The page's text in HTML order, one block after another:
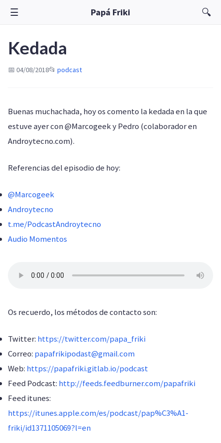
☰ Papá Friki 🔍
Kedada
📅 04/08/2018📂 podcast
Buenas muchachada, hoy os comento la kedada en la que
estuve ayer con @Marcogeek y Pedro (colaborador en
Androytecno.com).
Referencias del episodio de hoy:
@Marcogeek
Androytecno
t.me/PodcastAndroytecno
Audio Momentos
Os recuerdo, los métodos de contacto son:
Twitter: https://twitter.com/papa_friki
Correo: papafrikipodast@gmail.com
Web: https://papafriki.gitlab.io/podcast
Feed Podcast: http://feeds.feedburner.com/papafriki
Feed itunes:
https://itunes.apple.com/es/podcast/pap%C3%A1-
friki/id1371105069?l=en